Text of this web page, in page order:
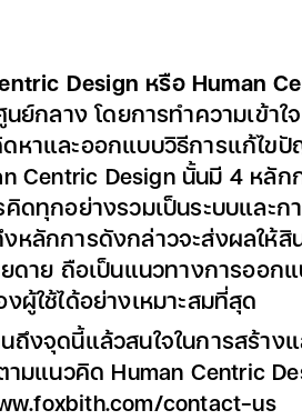
Design หรือ Human
นย์กลาง โดยการทำความเข้
หาและออกแบบวิธีการแก้ไข
Centric Design นั้นมี 4 หลั
ดทุกอย่างรวมเป็นระบบและ
หลักการดังกล่าวจะส่งผลให้
ยดาย ถือเป็นแนวทางการออ
ผู้ใช้ได้อย่างเหมาะสมที่สุด
ถึงจุดนี้แล้วสนใจในการสร้าง
ามแนวคิด Human Centric
contact-us